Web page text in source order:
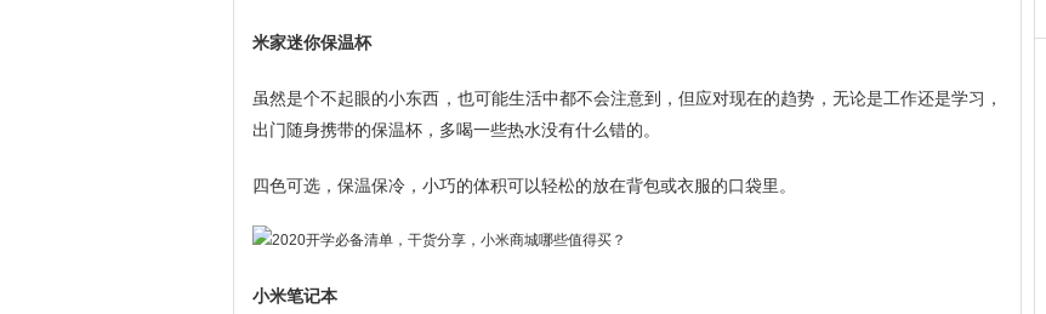
米家迷你保温杯
虽然是个不起眼的小东西，也可能生活中都不会注意到，但应对现在的趋势，无论是工作还是学习，
出门随身携带的保温杯，多喝一些热水没有什么错的。
四色可选，保温保冷，小巧的体积可以轻松的放在背包或衣服的口袋里。
小米笔记本